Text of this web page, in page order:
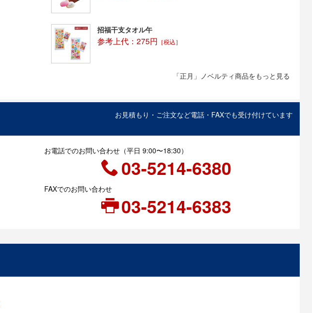
招福干支タオル午
参考上代：275円 ［税込］
「正月」ノベルティ商品をもっと見る
お見積もり・ご注文など電話・FAXでも受け付けています
お電話でのお問い合わせ（平日 9:00〜18:30）
03-5214-6380
FAXでのお問い合わせ
03-5214-6383